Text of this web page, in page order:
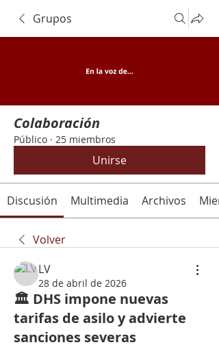
Grupos
Colaboración
Público · 25 miembros
Unirse
Discusión Multimedia Archivos
Volver
LV
28 de abril de 2026
🏛️ DHS impone nuevas
tarifas de asilo y advierte
sanciones severas